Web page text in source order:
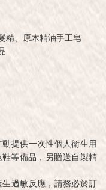
精、原木精油手工皂
提供一次性個人衛生用
等備品，另贈送自製精
過敏反應，請務必於訂